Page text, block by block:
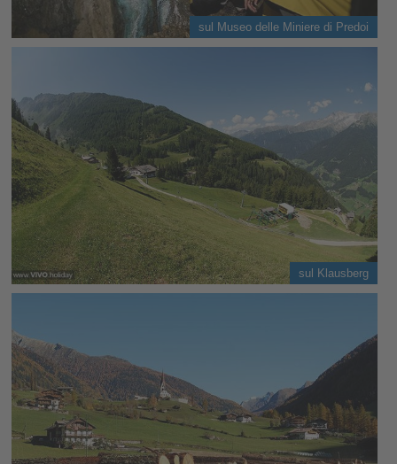
sul Museo delle Miniere di Predoi
sul Klausberg